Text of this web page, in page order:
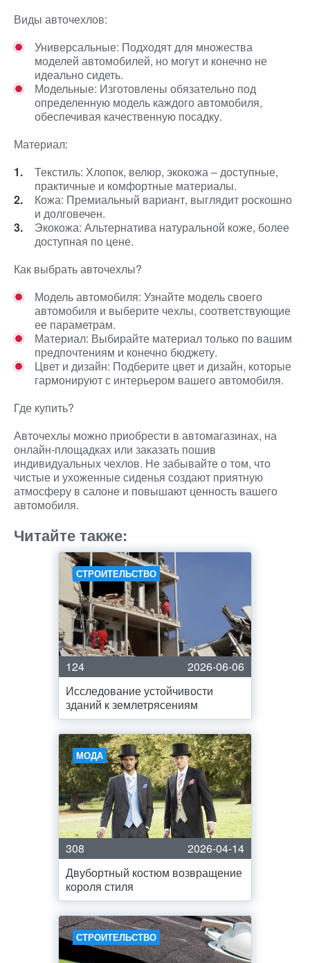
Виды авточехлов:
Универсальные: Подходят для множества
моделей автомобилей, но могут и конечно не
идеально сидеть.
Модельные: Изготовлены обязательно под
определенную модель каждого автомобиля,
обеспечивая качественную посадку.
Материал:
Текстиль: Хлопок, велюр, экокожа – доступные,
практичные и комфортные материалы.
Кожа: Премиальный вариант, выглядит роскошно
и долговечен.
Экокожа: Альтернатива натуральной коже, более
доступная по цене.
Как выбрать авточехлы?
Модель автомобиля: Узнайте модель своего
автомобиля и выберите чехлы, соответствующие
ее параметрам.
Материал: Выбирайте материал только по вашим
предпочтениям и конечно бюджету.
Цвет и дизайн: Подберите цвет и дизайн, которые
гармонируют с интерьером вашего автомобиля.
Где купить?
Авточехлы можно приобрести в автомагазинах, на
онлайн-площадках или заказать пошив
индивидуальных чехлов. Не забывайте о том, что
чистые и ухоженные сиденья создают приятную
атмосферу в салоне и повышают ценность вашего
автомобиля.
Читайте также:
СТРОИТЕЛЬСТВО
124
2026-06-06
Исследование устойчивости
зданий к землетрясениям
МОДА
308
2026-04-14
Двубортный костюм возвращение
короля стиля
СТРОИТЕЛЬСТВО